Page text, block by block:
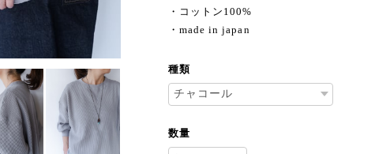
・コットン100%
・made in japan
種類
数量